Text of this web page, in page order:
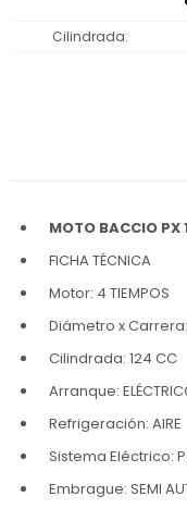
Cilindrada
MOTO BACCIO PX
FICHA TÉCNICA
Motor: 4 TIEMPOS
Diámetro x
Cilindrada: 124 CC
Arranque:
Refrigeración: AIRE
Sistema Eléctrico:
Embrague: SEMI